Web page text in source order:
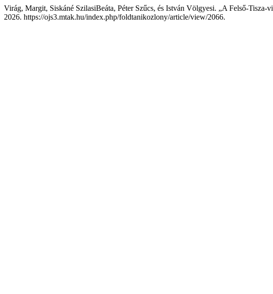
Virág, Margit, Siskáné SzilasiBeáta, Péter Szűcs, és István Völgyesi. „A Felső-Tisza-
2026. https://ojs3.mtak.hu/index.php/foldtanikozlony/article/view/2066.